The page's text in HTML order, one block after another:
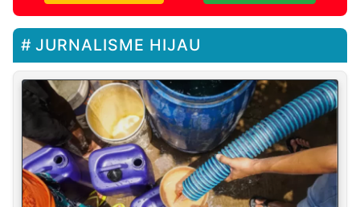
JURNALISME HIJAU